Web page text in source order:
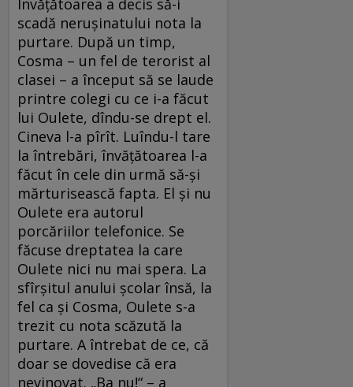
Învățătoarea a decis să-i
scadă nerușinatului nota la
purtare. După un timp,
Cosma – un fel de terorist al
clasei – a început să se laude
printre colegi cu ce i-a făcut
lui Oulete, dîndu-se drept el.
Cineva l-a pîrît. Luîndu-l tare
la întrebări, învățătoarea l-a
făcut în cele din urmă să-și
mărturisească fapta. El și nu
Oulete era autorul
porcăriilor telefonice. Se
făcuse dreptatea la care
Oulete nici nu mai spera. La
sfîrșitul anului școlar însă, la
fel ca și Cosma, Oulete s-a
trezit cu nota scăzută la
purtare. A întrebat de ce, că
doar se dovedise că era
nevinovat. „Ba nu!“ – a